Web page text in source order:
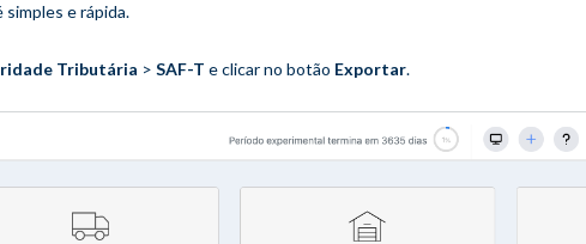
e rápida.
Tributária > SAF-T e clicar no botão Exportar.